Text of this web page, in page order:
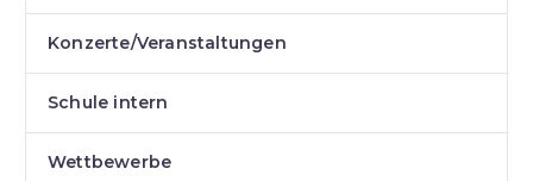
Konzerte/Veranstaltungen
Schule intern
Wettbewerbe